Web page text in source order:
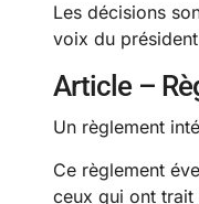
Les décisions
voix du
Article –
Un règlement
Ce règlement
ceux qui ont trait